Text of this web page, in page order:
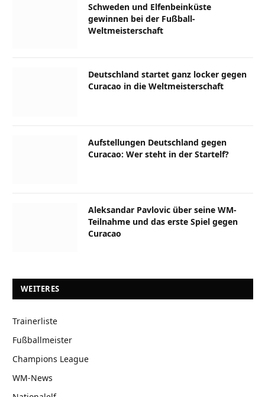
Schweden und Elfenbeinküste
gewinnen bei der Fußball-
Weltmeisterschaft
Deutschland startet ganz locker gegen
Curacao in die Weltmeisterschaft
Aufstellungen Deutschland gegen
Curacao: Wer steht in der Startelf?
Aleksandar Pavlovic über seine WM-
Teilnahme und das erste Spiel gegen
Curacao
WEITERES
Trainerliste
Fußballmeister
Champions League
WM-News